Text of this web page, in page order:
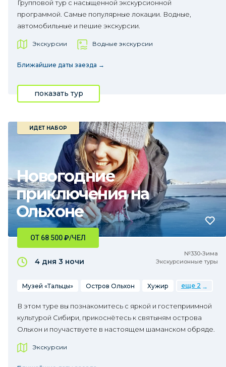
Групповой тур с насыщенной экскурсионной
программой. Самые популярные локации. Водные,
автомобильные и пешие экскурсии.
Экскурсии Водные экскурсии
Ближайшие даты заезда →
показать тур
Новогодние
приключения на
Ольхоне
ИДЕТ НАБОР
№330•Зима
Экскурсионные туры
ОТ 68 500₽/ЧЕЛ
4 дня 3 ночи
Музей «Тальцы» Остров Ольхон Хужир еще 2
В этом туре вы познакомитесь с яркой и гостеприимной
культурой Сибири, прикоснётесь к святыням острова
Ольхон и поучаствуете в настоящем шаманском обряде.
Экскурсии